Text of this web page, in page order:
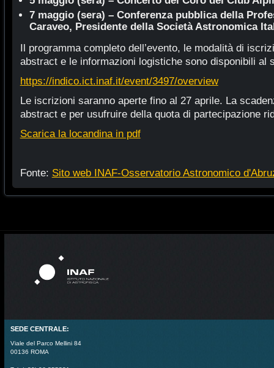
7 maggio (sera) – Conferenza pubblica della
Caraveo, Presidente della Società Astronomica
Il programma completo dell’evento, le modalità di
abstract e le informazioni logistiche sono disponibili al
https://indico.ict.inaf.it/event/3497/overview
Le iscrizioni saranno aperte fino al 27 aprile. La
abstract e per usufruire della quota di partecipazione
Scarica la locandina in pdf
Fonte: Sito web INAF-Osservatorio Astronomico
SEDE CENTRALE:
Viale del Parco Mellini 84
00136 ROMA